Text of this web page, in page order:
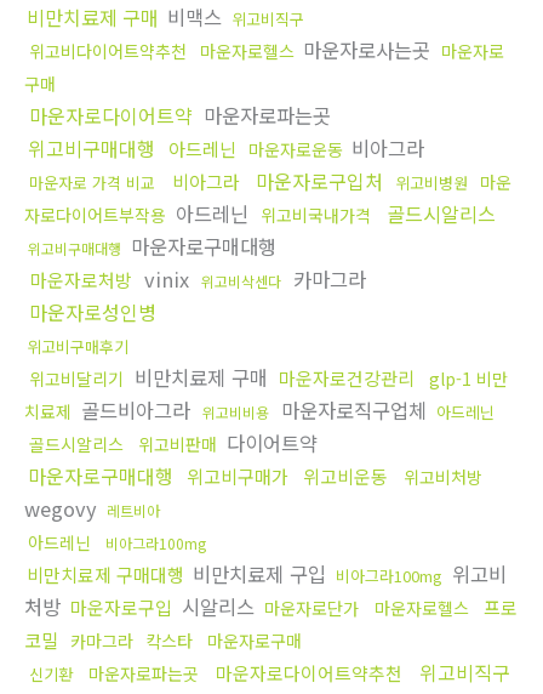
비만치료제 구매 비맥스 위고비직구
위고비다이어트약추천 마운자로헬스 마운자로사는곳 마운자로
구매
마운자로다이어트약 마운자로파는곳
위고비구매대행
아드레닌 마운자로운동 비아그라
마운자로 가격 비교 비아그라 마운자로구입처 위고비병원
마운
자로다이어트부작용 아드레닌 위고비국내가격 골드시알리스
위고비구매대행 마운자로구매대행
마운자로처방 vinix 위고비삭센다
카마그라
마운자로성인병
위고비구매후기
위고비달리기 비만치료제 구매 마운자로건강관리
glp-1 비만
치료제 골드비아그라 위고비비용 마운자로직구업체 아드레닌
골드시알리스 위고비판매 다이어트약
마운자로구매대행
위고비구매가 위고비운동 위고비처방
wegovy 레트비아
아드레닌 비아그라100mg
비만치료제 구매대행 비만치료제 구입 비아그라100mg 위고비
처방 마운자로구입 시알리스 마운자로단가 마운자로헬스 프로
코밀 카마그라 칵스타 마운자로구매
신기환 마운자로파는곳 마운자로다이어트약추천
위고비직구